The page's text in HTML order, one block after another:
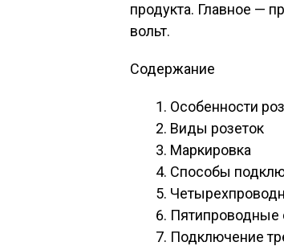
продукта. Главное —
вольт.
Содержание
Особенности
Виды розеток
Маркировка
Способы
Пятипроводные
Подключение